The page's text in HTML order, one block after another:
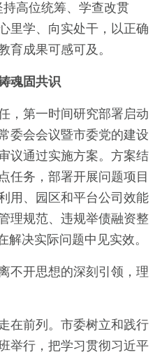
高位统筹、学查改贯
里学、向实处干，以正确
育成果可感可及。
魂固共识
，第一时间研究部署启动
委会会议暨市委党的建设
议通过实施方案。方案结
任务，部署开展问题项目
用、园区和平台公司效能
理规范、违规举债融资整
解决实际问题中见实效。
不开思想的深刻引领，理
在前列。市委树立和践行
举行，把学习贯彻习近平